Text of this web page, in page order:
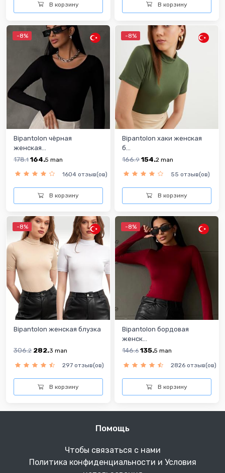
В корзину В корзину
-8%
Bipantolon чёрная
женская...
178.1 164.5 man
1604 отзыв(ов)
В корзину
-8%
Bipantolon хаки женская
б...
166.9 154.2 man
55 отзыв(ов)
В корзину
-8%
Bipantolon женская блузка
306.2 282.3 man
297 отзыв(ов)
В корзину
-8%
Bipantolon бордовая
женск...
146.6 135.5 man
2826 отзыв(ов)
В корзину
Помощь
Чтобы связаться с нами
Политика конфиденциальности и Условия